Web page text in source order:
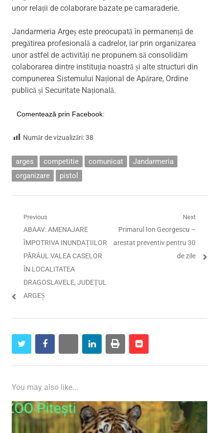
unor relații de colaborare bazate pe camaraderie.
Jandarmeria Argeș este preocupată în permanență de
pregătirea profesională a cadrelor, iar prin organizarea
unor astfel de activități ne propunem să consolidăm
colaborarea dintre instituția noastră și alte structuri din
compunerea Sistemului Național de Apărare, Ordine
publică și Securitate Națională.
Comentează prin Facebook:
Număr de vizualizări:38
arges competitie comunicat
Jandarmeria
organizare
pistol
Navigare
articole
Previous
Previous
post:
ABAAV: AMENAJARE
ÎMPOTRIVA INUNDAȚIILOR
PÂRÂUL VALEA CASELOR
ÎN LOCALITATEA
DRAGOSLAVELE, JUDEȚUL
ARGEȘ
Next
Next
post:
Primarul Ion Georgescu –
arestat preventiv pentru 30
de zile
twitterfacebookwhatsapplinkedinprint reddit
reddit
You may also like...